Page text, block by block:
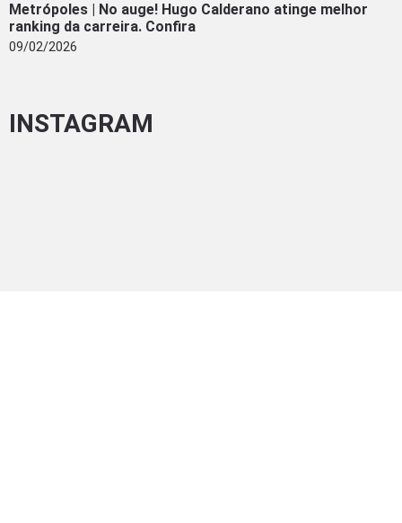
Metrópoles | No auge! Hugo Calderano atinge melhor
ranking da carreira. Confira
09/02/2026
INSTAGRAM